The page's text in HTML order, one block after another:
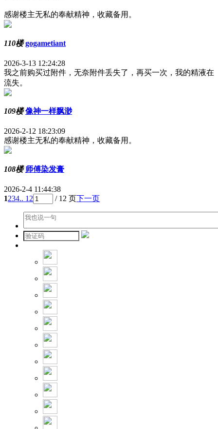
感谢楼主无私的奉献精神，收藏备用。
110楼 gogametiant
2026-3-13 12:24:28
我之前购买过附件，无奈附件丢失了，再买一次，我的精液在
流失。
109楼 像神一样飘渺
2026-2-12 18:23:09
感谢楼主无私的奉献精神，收藏备用。
108楼 师傅染发膏
2026-2-4 11:44:38
1234.. 12 / 12 页下一页